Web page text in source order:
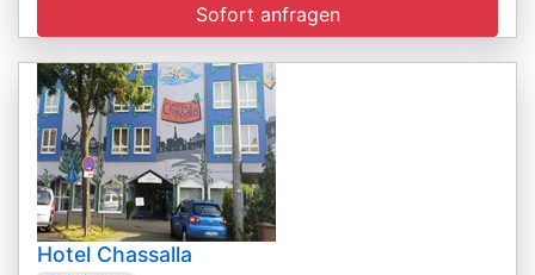
Sofort anfragen
Hotel Chassalla